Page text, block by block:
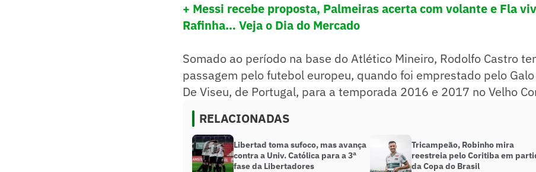
+ Messi recebe proposta, Palmeiras acerta com volante e Fla
Rafinha… Veja o Dia do Mercado
Somado ao período na base do Atlético Mineiro, Rodolfo Castro
passagem pelo futebol europeu, quando foi emprestado pelo
De Viseu, de Portugal, para a temporada 2016 e 2017 no Velho
RELACIONADAS
Libertad toma sufoco, mas avança
contra a Univ. Católica para a 3ª
fase da Libertadores
Tricampeão, Robinho mira
reestreia pelo Coritiba em
da Copa do Brasil